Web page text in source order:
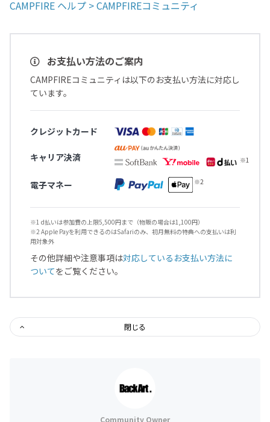
CAMPFIRE ヘルプ > CAMPFIREコミュニティ
お支払い方法のご案内
CAMPFIREコミュニティは以下のお支払い方法に対応し
ています。
クレジットカード
キャリア決済
電子マネー
※1 d払いは参加費の上限5,500円まで（物販の場合は1,100円）
※2 Apple Payを利用できるのはSafariのみ、初月無料の特典への支払いは利
用対象外
その他詳細や注意事項は対応しているお支払い方法に
ついてをご覧ください。
閉じる